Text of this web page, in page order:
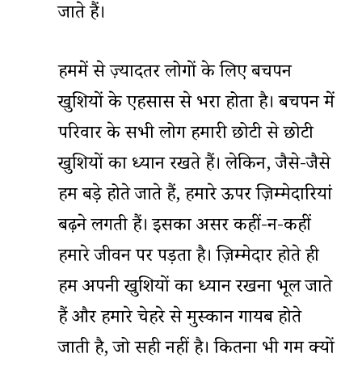
जाते हैं।
हममें से ज़्यादतर लोगों के लिए बचपन
खुशियों के एहसास से भरा होता है। बचपन में
परिवार के सभी लोग हमारी छोटी से छोटी
खुशियों का ध्यान रखते हैं। लेकिन, जैसे-जैसे
हम बड़े होते जाते हैं, हमारे ऊपर ज़िम्मेदारियां
बढ़ने लगती हैं। इसका असर कहीं-न-कहीं
हमारे जीवन पर पड़ता है। ज़िम्मेदार होते ही
हम अपनी खुशियों का ध्यान रखना भूल जाते
हैं और हमारे चेहरे से मुस्कान गायब होते
जाती है, जो सही नहीं है। कितना भी गम क्यों